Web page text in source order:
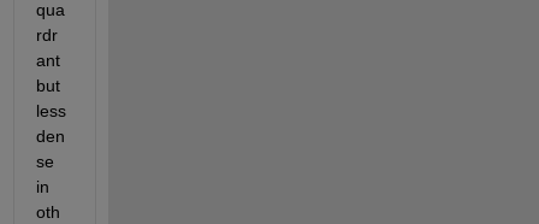
qua
rdr
ant
but
less
den
se
in
oth